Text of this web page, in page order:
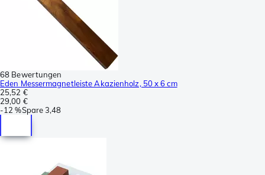
68 Bewertungen
Eden Messermagnetleiste Akazienholz, 50 x 6 cm
25,52 €
29,00 €
-12 %Spare3,48